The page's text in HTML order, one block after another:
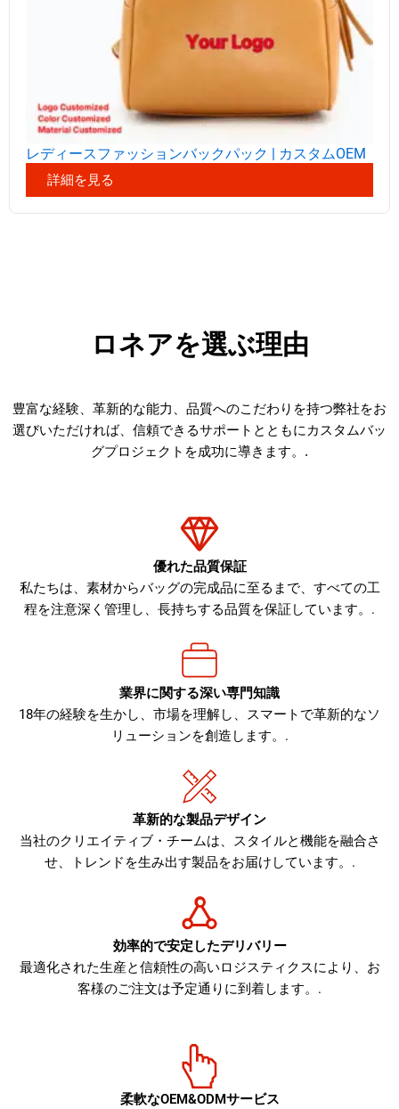
レディースファッションバックパック | カスタムOEM
詳細を見る
ロネアを選ぶ理由
豊富な経験、革新的な能力、品質へのこだわりを持つ弊社をお
選びいただければ、信頼できるサポートとともにカスタムバッ
グプロジェクトを成功に導きます。.
優れた品質保証
私たちは、素材からバッグの完成品に至るまで、すべての工
程を注意深く管理し、長持ちする品質を保証しています。.
業界に関する深い専門知識
18年の経験を生かし、市場を理解し、スマートで革新的なソ
リューションを創造します。.
革新的な製品デザイン
当社のクリエイティブ・チームは、スタイルと機能を融合さ
せ、トレンドを生み出す製品をお届けしています。.
効率的で安定したデリバリー
最適化された生産と信頼性の高いロジスティクスにより、お
客様のご注文は予定通りに到着します。.
柔軟なOEM&ODMサービス